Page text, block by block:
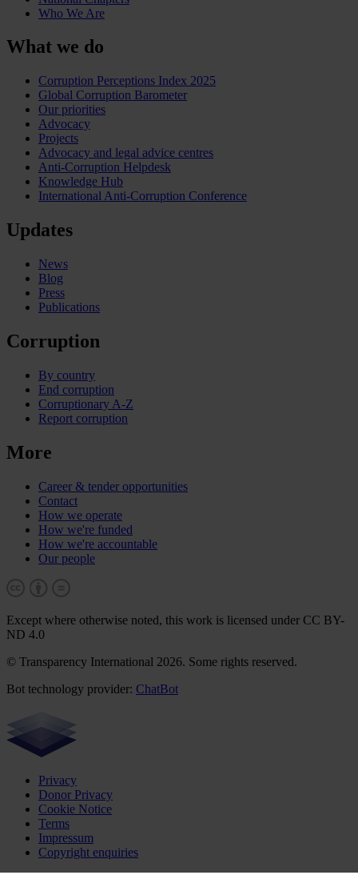
Who We Are
What we do
Corruption Perceptions Index 2025
Global Corruption Barometer
Our priorities
Advocacy
Projects
Advocacy and legal advice centres
Anti-Corruption Helpdesk
Knowledge Hub
International Anti-Corruption Conference
Updates
News
Blog
Press
Publications
Corruption
By country
End corruption
Corruptionary A-Z
Report corruption
More
Career & tender opportunities
Contact
How we operate
How we're funded
How we're accountable
Our people
Except where otherwise noted, this work is licensed under CC BY-
ND 4.0
© Transparency International 2026. Some rights reserved.
Bot technology provider: ChatBot
Privacy
Donor Privacy
Cookie Notice
Terms
Impressum
Copyright enquiries